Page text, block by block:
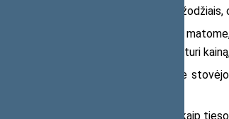
nuo žmonių, kurie pasirengę ją ginti ne žodžiais,
Žvelgdami į šiandienos pasaulį,
gyvas kelrodis, primenantis, kad laisvė turi
Dėkoju kiekvienam iš jūsų, kurie
Tegul Sausio 13-oji mus vienija kaip